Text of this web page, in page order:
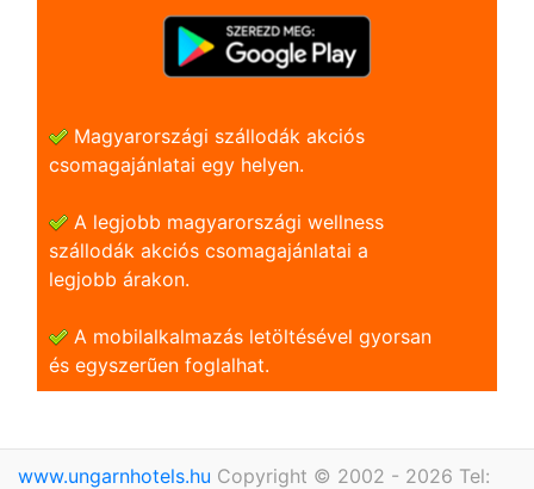
Magyarországi szállodák akciós
csomagajánlatai egy helyen.
A legjobb magyarországi wellness
szállodák akciós csomagajánlatai a
legjobb árakon.
A mobilalkalmazás letöltésével gyorsan
és egyszerũen foglalhat.
www.ungarnhotels.hu Copyright © 2002 - 2026 Tel: